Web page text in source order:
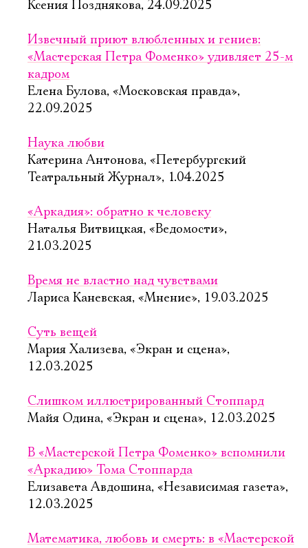
Ксения Позднякова, 24.09.2025
Извечный приют влюбленных и гениев:
«Мастерская Петра Фоменко» удивляет 25-м
кадром
Елена Булова, «Московская правда»,
22.09.2025
Наука любви
Катерина Антонова, «Петербургский
Театральный Журнал», 1.04.2025
«Аркадия»: обратно к человеку
Наталья Витвицкая, «Ведомости»,
21.03.2025
Время не властно над чувствами
Лариса Каневская, «Мнение», 19.03.2025
Суть вещей
Мария Хализева, «Экран и сцена»,
12.03.2025
Слишком иллюстрированный Стоппард
Майя Одина, «Экран и сцена», 12.03.2025
В «Мастерской Петра Фоменко» вспомнили
«Аркадию» Тома Стоппарда
Елизавета Авдошина, «Независимая газета»,
12.03.2025
Математика, любовь и смерть: в «Мастерской